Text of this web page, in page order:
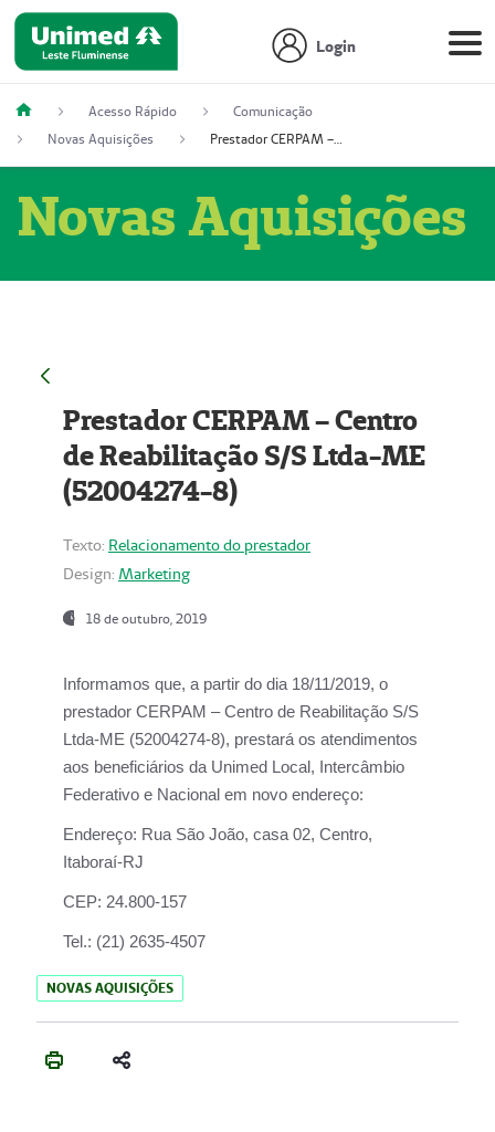
Login
Acesso Rápido
Comunicação
Novas Aquisições
Prestador CERPAM – Centro de Reabilitação S/S Ltda-ME (52004274-8)
Novas Aquisições
Prestador CERPAM – Centro
de Reabilitação S/S Ltda-ME
(52004274-8)
Texto: Relacionamento do prestador
Design: Marketing
18 de outubro, 2019
Informamos que, a partir do dia 18/11/2019, o
prestador CERPAM – Centro de Reabilitação S/S
Ltda-ME (52004274-8), prestará os atendimentos
aos beneficiários da Unimed Local, Intercâmbio
Federativo e Nacional em novo endereço:
Endereço: Rua São João, casa 02, Centro,
Itaboraí-RJ
CEP: 24.800-157
Tel.: (21) 2635-4507
NOVAS AQUISIÇÕES